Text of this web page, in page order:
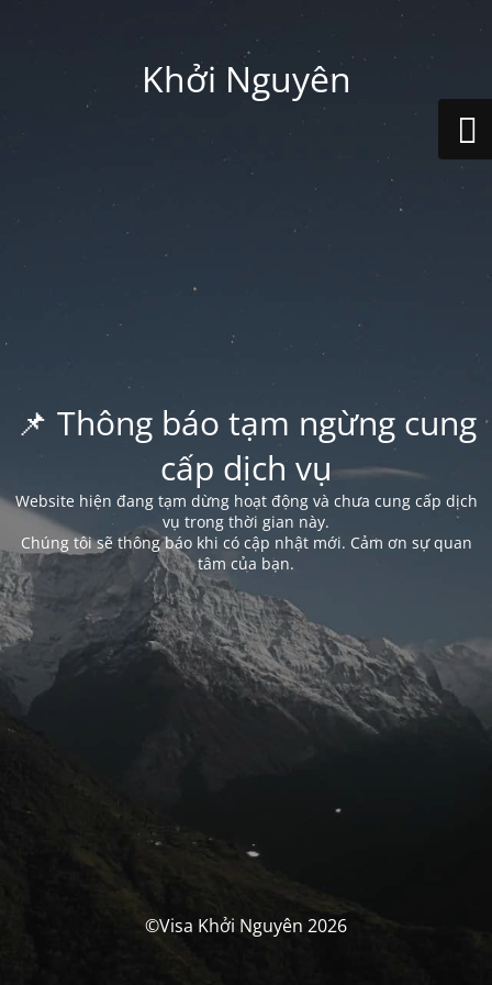
Khởi Nguyên
📌 Thông báo tạm ngừng cung
cấp dịch vụ
Website hiện đang tạm dừng hoạt động và chưa cung cấp dịch
vụ trong thời gian này.
Chúng tôi sẽ thông báo khi có cập nhật mới. Cảm ơn sự quan
tâm của bạn.
©Visa Khởi Nguyên 2026